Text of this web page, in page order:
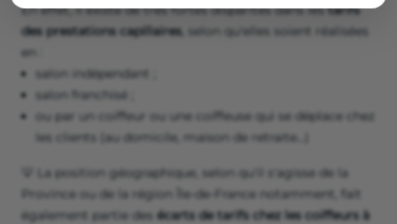
En effet, il existe de très fortes disparités dans lestarifs
des prestations capillaires, selon qu'elles soient réalisées
en :
salon indépendant ;
salon franchisé ;
ou par un coiffeur ou une coiffeuse qui se déplace chez
les clients (au domicile, maison de retraite…)
💡 La position géographique, selon qu'il s'agisse de la
Province ou de la région Île-de-France notamment, fait
également partie des écarts de tarifs chez les coiffeurs à